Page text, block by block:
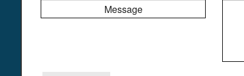
Message